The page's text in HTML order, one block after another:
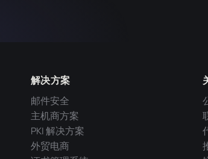
解决方案
邮件安全
主机商方案
PKI 解决方案
外贸电商